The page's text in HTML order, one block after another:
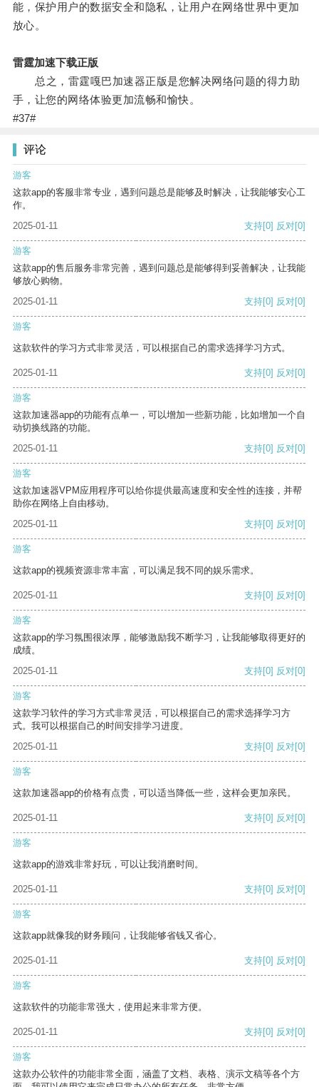
能，保护用户的数据安全和隐私，让用户在网络世界中更加
放心。
雷霆加速下载正版
总之，雷霆嘎巴加速器正版是您解决网络问题的得力助
手，让您的网络体验更加流畅和愉快。
#37#
评论
游客
这款app的客服非常专业，遇到问题总是能够及时解决，让我能够安心工
作。
2025-01-11
支持[0] 反对[0]
游客
这款app的售后服务非常完善，遇到问题总是能够得到妥善解决，让我能
够放心购物。
2025-01-11
支持[0] 反对[0]
游客
这款软件的学习方式非常灵活，可以根据自己的需求选择学习方式。
2025-01-11 支持[0] 反对[0]
游客
这款加速器app的功能有点单一，可以增加一些新功能，比如增加一个自
动切换线路的功能。
2025-01-11
支持[0] 反对[0]
游客
这款加速器VPM应用程序可以给你提供最高速度和安全性的连接，并帮
助你在网络上自由移动。
2025-01-11
支持[0] 反对[0]
游客
这款app的视频资源非常丰富，可以满足我不同的娱乐需求。
2025-01-11 支持[0] 反对[0]
游客
这款app的学习氛围很浓厚，能够激励我不断学习，让我能够取得更好的
成绩。
2025-01-11
支持[0] 反对[0]
游客
这款学习软件的学习方式非常灵活，可以根据自己的需求选择学习方
式。我可以根据自己的时间安排学习进度。
2025-01-11
支持[0] 反对[0]
游客
这款加速器app的价格有点贵，可以适当降低一些，这样会更加亲民。
2025-01-11 支持[0] 反对[0]
游客
这款app的游戏非常好玩，可以让我消磨时间。
2025-01-11 支持[0] 反对[0]
游客
这款app就像我的财务顾问，让我能够省钱又省心。
2025-01-11 支持[0] 反对[0]
游客
这款软件的功能非常强大，使用起来非常方便。
2025-01-11 支持[0] 反对[0]
游客
这款办公软件的功能非常全面，涵盖了文档、表格、演示文稿等各个方